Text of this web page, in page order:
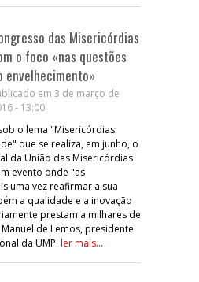
das Misericórdias
o foco «nas questões
envelhecimento»
em 3 de março de
- 13:00
o lema "Misericórdias:
que se realiza, em junho, o
da União das Misericórdias
evento onde "as
uma vez reafirmar a sua
a qualidade e a inovação
prestam a milhares de
de Lemos, presidente
da UMP. ler mais...